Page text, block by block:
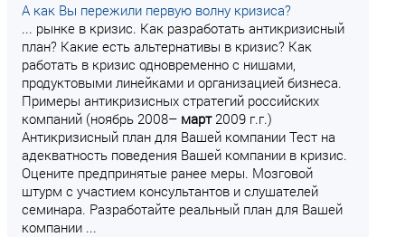
А как Вы пережили первую волну кризиса?
... рынке в кризис. Как разработать антикризисный
план? Какие есть альтернативы в кризис? Как
работать в кризис одновременно с нишами,
продуктовыми линейками и организацией бизнеса.
Примеры антикризисных стратегий российских
компаний (ноябрь 2008– март2009 г.г.)
Антикризисный план для Вашей компании Тест на
адекватность поведения Вашей компании в кризис.
Оцените предпринятые ранее меры. Мозговой
штурм с участием консультантов и слушателей
семинара. Разработайте реальный план для Вашей
компании ...